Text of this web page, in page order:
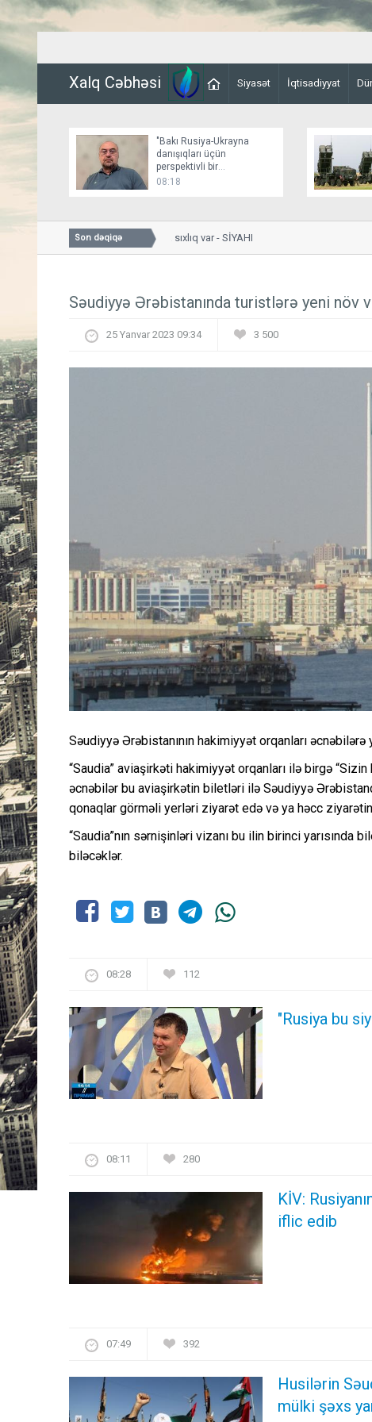
Xalq Cəbhəsi Siyasət İqtisadiyyat
"Bakı Rusiya-Ukrayna
danışıqları üçün
perspektivli bir
platformadır"
08:18
Son dəqiqə
Bakıda bu yollarda sıxlıq var - SİYAHI
Səudiyyə Ərəbistanında turistlərə yeni növ
25 Yanvar 2023 09:34 3 500
Səudiyyə Ərəbistanının hakimiyyət orqanları
“Saudia” aviaşirkəti hakimiyyət orqanları ilə birgə
əcnəbilər bu aviaşirkətin biletləri ilə Səudiyyə
qonaqlar görməli yerləri ziyarət edə və ya həcc
“Saudia”nın sərnişinləri vizanı bu ilin birinci
biləcəklər.
08:28 112
"Rusiya bu
08:11 280
KİV:
iflic edib
07:49 392
Husilərin
mülki şəxs